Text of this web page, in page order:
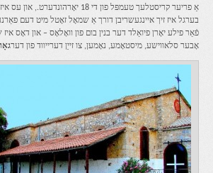
אַ פריער קריסטלעך טעמפּל פון
בערגל איז זיך איינגעשריבן דורך אַ שמאָל זאָטל מיט דעם
פֿאַר פילע יאָרן פיואַלד דער בנין בום פון וואָלאָס – און דאָס
אָבער סלאווישע, מיסטאָמע, נאָמען, צו זייַן דערייווד פון דער